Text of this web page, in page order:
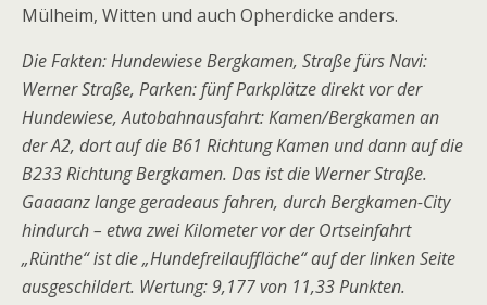
Mülheim, Witten und auch Opherdicke anders.
Die Fakten: Hundewiese Bergkamen, Straße fürs Navi:
Werner Straße, Parken: fünf Parkplätze direkt vor der
Hundewiese, Autobahnausfahrt: Kamen/Bergkamen an
der A2, dort auf die B61 Richtung Kamen und dann auf die
B233 Richtung Bergkamen. Das ist die Werner Straße.
Gaaaanz lange geradeaus fahren, durch Bergkamen-City
hindurch – etwa zwei Kilometer vor der Ortseinfahrt
„Rünthe“ ist die „Hundefreilauffläche“ auf der linken Seite
ausgeschildert. Wertung: 9,177 von 11,33 Punkten.